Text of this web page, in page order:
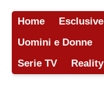
Home Esclusive
Uomini e Donne
Serie TV
Reality